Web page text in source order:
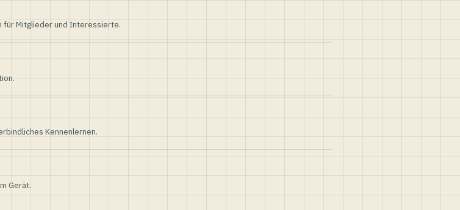
Mitglieder und Interessierte.
Kennenlernen.
Gerät.